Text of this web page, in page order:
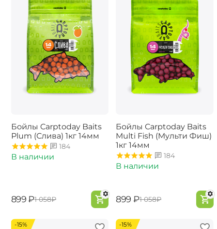
Бойлы Carptoday Baits
Plum (Слива) 1кг 14мм
184
В наличии
‍899‍ ₽‍1 058‍₽
Бойлы Carptoday Baits
Multi Fish (Мульти Фиш)
1кг 14мм
184
В наличии
‍899‍ ₽‍1 058‍₽
-15% -15%